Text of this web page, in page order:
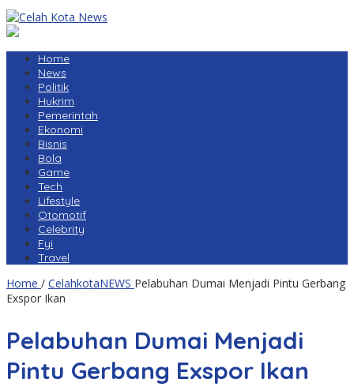
Home
News
Politik
Hukrim
Pemerintah
Ekonomi
Bisnis
Bola
Game
Tech
Lifestyle
Otomotif
Celebrity
Fyi
Travel
Home / CelahkotaNEWS Pelabuhan Dumai Menjadi Pintu Gerbang
Exspor Ikan
Pelabuhan Dumai Menjadi
Pintu Gerbang Exspor Ikan